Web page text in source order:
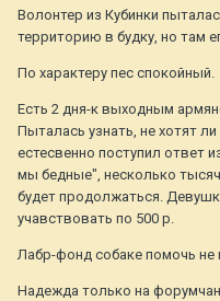
Волонтер из Кубинки
территорию в будку, но там
По характеру пес спокойный.
Есть 2 дня-к выходным
Пыталась узнать, не хотят
естесвенно поступил ответ
мы бедные", несколько тысяч
будет продолжаться.
учавствовать по 500 р.
Лабр-фонд собаке помочь не
Надежда только на